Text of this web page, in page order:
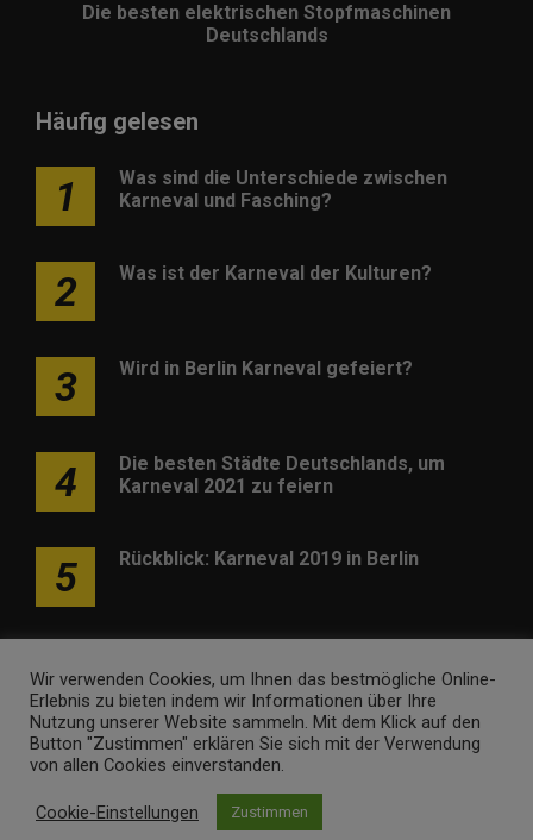
Die besten elektrischen Stopfmaschinen
Deutschlands
Häufig gelesen
1
Was sind die Unterschiede zwischen
Karneval und Fasching?
2 Was ist der Karneval der Kulturen?
3 Wird in Berlin Karneval gefeiert?
4
Die besten Städte Deutschlands, um
Karneval 2021 zu feiern
5 Rückblick: Karneval 2019 in Berlin
Werben Kontakt Impressum Newsletter
Ventures. Webseitenbetreiber ist
Wir verwenden Cookies, um Ihnen das bestmögliche Online-
Erlebnis zu bieten indem wir Informationen über Ihre
Nutzung unserer Website sammeln. Mit dem Klick auf den
Button "Zustimmen" erklären Sie sich mit der Verwendung
von allen Cookies einverstanden.
Cookie-Einstellungen Zustimmen